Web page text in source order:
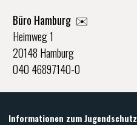
Büro Hamburg ✉️
Heimweg 1
20148 Hamburg
040 46897140-0
Informationen zum Jugendschutz